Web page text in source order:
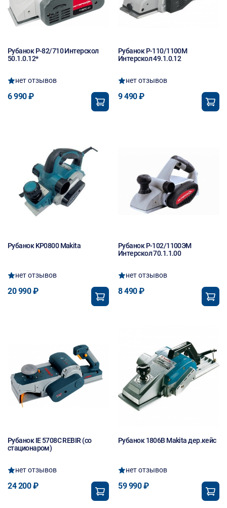
Рубанок Р-82/710 Интерскол
50.1.0.12*
нет отзывов
6 990 ₽
Рубанок Р-110/1100М
Интерскол 49.1.0.12
нет отзывов
9 490 ₽
Рубанок KP0800 Makita
нет отзывов
20 990 ₽
Рубанок Р-102/1100ЭМ
Интерскол 70.1.1.00
нет отзывов
8 490 ₽
Рубанок IE 5708C REBIR (со
стационаром)
нет отзывов
24 200 ₽
Рубанок 1806B Makita дер.кейс
нет отзывов
59 990 ₽